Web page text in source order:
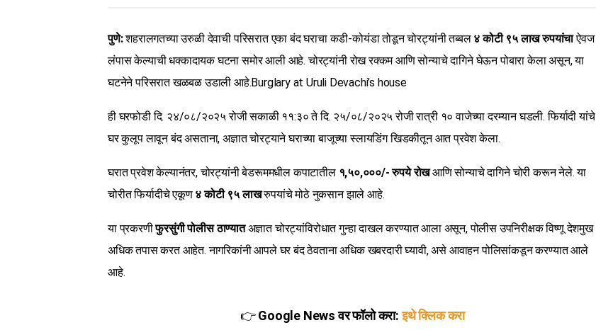
पुणे:शहरालगतच्या उरुळी देवाची परिसरात एका बंद घराचा कडी-कोयंडा तोडून चोरट्यांनी तब्बल ४ कोटी ९५ लाख रुपयांचाऐवज
लंपास केल्याची धक्कादायक घटना समोर आली आहे. चोरट्यांनी रोख रक्कम आणि सोन्याचे दागिने घेऊन पोबारा केला असून, या
घटनेने परिसरात खळबळ उडाली आहे.Burglary at Uruli Devachi’s house
ही घरफोडी दि. २४/०८/२०२५ रोजी सकाळी ११:३० ते दि. २५/०८/२०२५ रोजी रात्री १० वाजेच्या दरम्यान घडली. फिर्यादी यांचे
घर कुलूप लावून बंद असताना, अज्ञात चोरट्याने घराच्या बाजूच्या स्लायडिंग खिडकीतून आत प्रवेश केला.
घरात प्रवेश केल्यानंतर, चोरट्यांनी बेडरूममधील कपाटातील १,५०,०००/- रुपये रोखआणि सोन्याचे दागिने चोरी करून नेले. या
चोरीत फिर्यादीचे एकूण ४ कोटी ९५ लाखरुपयांचे मोठे नुकसान झाले आहे.
या प्रकरणीफुरसुंगी पोलीस ठाण्यातअज्ञात चोरट्यांविरोधात गुन्हा दाखल करण्यात आला असून, पोलीस उपनिरीक्षक विष्णू देशमुख
अधिक तपास करत आहेत. नागरिकांनी आपले घर बंद ठेवताना अधिक खबरदारी घ्यावी, असे आवाहन पोलिसांकडून करण्यात आले
आहे.
👉Google News वर फॉलो करा: इथे क्लिक करा